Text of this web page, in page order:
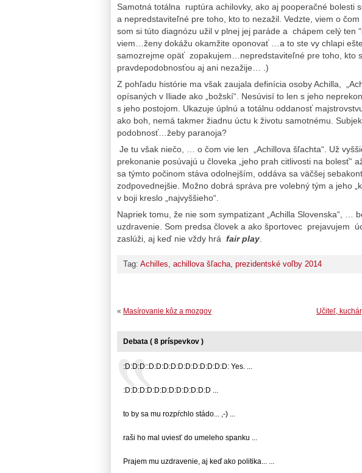
Samotná totálna ruptúra achilovky, ako aj pooperačné bolesti
a nepredstaviteľné pre toho, kto to nezažil. Vedzte, viem o
som si túto diagnózu užil v plnej jej paráde a chápem celý ten
viem…ženy dokážu okamžite oponovať …a to ste vy chlapi
samozrejme opäť zopakujem…nepredstaviteľné pre toho, kto
pravdepodobnosťou aj ani nezažije… .)
Z pohľadu histórie ma však zaujala definícia osoby Achilla,
opísaných v Iliade ako „božskí“. Nesúvisí to len s jeho
s jeho postojom. Ukazuje úplnú a totálnu oddanosť
ako boh, nemá takmer žiadnu úctu k životu samotnému.
podobnosť…žeby paranoja?
Je tu však niečo, … o čom vie len „Achillova šľachta“. Už
prekonanie posúvajú u človeka „jeho prah citlivosti na bolesť“
sa týmto počinom stáva odolnejším, oddáva sa väčšej
zodpovednejšie. Možno dobrá správa pre volebný tým a jeho
v boji kreslo „najvyššieho“.
Napriek tomu, že nie som sympatizant „Achilla Slovenska“, …
uzdravenie. Som predsa človek a ako športovec prejavujem
zaslúži, aj keď nie vždy hrá fair play
Tag: Achilles, achillova šľacha, prezidentské voľby 2014
Učiteľ,
« Masírovanie kôz a mozgov
Debata ( 8 príspevkov )
:D:D:D::D:D:D:D:D:D:D:D:D:D:D: Yes. ...
:D:D:D:D:D:D:D:D:D:D:D:D ...
to by sa mu rozpŕchlo stádo... ,-) ...
raši ho mal uviesť do umeleho spanku ...
Prajem mu uzdravenie, aj keď ako politika... ...